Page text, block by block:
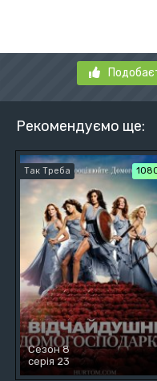
Рекомендуємо ще:
Так Треба
Сезон 8
серія 23